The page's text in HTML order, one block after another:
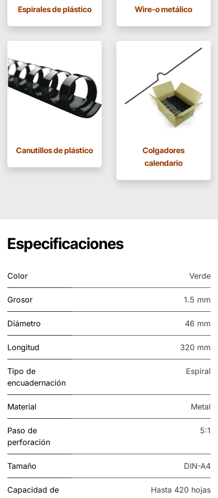
Espirales de plástico Wire-o metálico
Canutillos de plástico
Colgadores
calendario
Especificaciones
Color Verde
Grosor 1.5 mm
Diámetro 46 mm
Longitud 320 mm
Tipo de
encuadernación
Espiral
Material Metal
Paso de
perforación
5:1
Tamaño DIN-A4
Capacidad de
Hasta 420 hojas